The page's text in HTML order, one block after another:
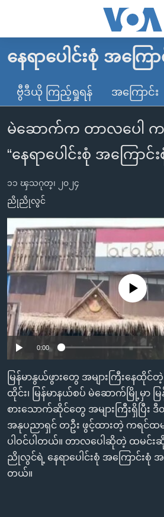
လွယ်ကူ
သည့်
များ
ပင်မ
သို့
ကျော်
ကြည့်
ရန်
ပင်မ
အ
ညွန်း
စာမျက်နှာ
သို့
ကျော်
ကြည့်
ရှာဖွေ
ရန်
နေရာ
သို့
ကျော်
ရန်
မူလစာမျက်နှာ
မြန်မာ
ကမ္ဘာ့သတင်းများ
နိုင်ငံတကာ
အစ္စရေး-ပါလက်စတိုင်း
ဗွီဒီယို
သတင်းလွတ်လပ်ခွင့်
ရပ်ဝန်းတခု လမ်းတခု အလွန်
အင်္ဂလိပ်စာလေ့လာမယ်
မကြေးမုံရဲ့ အင်္ဂလိပ်စာ
ရုပ်ရှင်ထဲက အင်္ဂလိပ်စာ
သုတပဒေသာ အင်္ဂလိပ်စာ
ရေဒီယို
တီဗွီ
ရေဒီယိုနှင့်ရုပ်သံ အချက်အလက်များ
ရေဒီယို/တီဗွီအစီအစဉ်
Learning English
ဗွီအိုအေ လူမှုကွန်ယက်များ
ဘာသာစကားများ
နေရာပေါင်းစုံ အကြော
ဗွီဒီယို ကြည့်ရှုရန် အကြောင်း
မဲဆောက်က တာလပေါ
“နေရာပေါင်းစုံ အကြောင်း
၁၁ ၾသဂုတ္၊ ၂၀၂၄
ညိုညိုလွင်
No media source
0:00
မြန်မာနွယ်ဖွားတွေ အများကြီးနေထိုင်တဲ့
ထိုင်း၊ မြန်မာနယ်စပ် မဲဆောက်မြို့မှာ မြ
စားသောက်ဆိုင်တွေ အများကြီးရှိပြီး
အနုပညာရှင် တဦး ဖွင့်ထားတဲ့ ကရင်ထ
ပါဝင်ပါတယ်။ တာလပေါဆိုတဲ့ ထမင်း
ညိုလွင်ရဲ့ နေရာပေါင်းစုံ အကြောင်းစုံ အ
တယ်။